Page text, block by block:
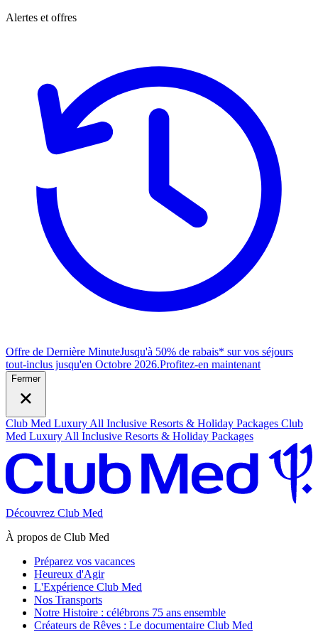
Alertes et offres
Offre de Dernière MinuteJusqu'à 50% de rabais* sur vos séjours
tout-inclus jusqu'en Octobre 2026.Profitez-en maintenant
Fermer
Club Med Luxury All Inclusive Resorts & Holiday Packages Club
Med Luxury All Inclusive Resorts & Holiday Packages
Découvrez Club Med
À propos de Club Med
Préparez vos vacances
Heureux d'Agir
L'Expérience Club Med
Nos Transports
Notre Histoire : célébrons 75 ans ensemble
Créateurs de Rêves : Le documentaire Club Med